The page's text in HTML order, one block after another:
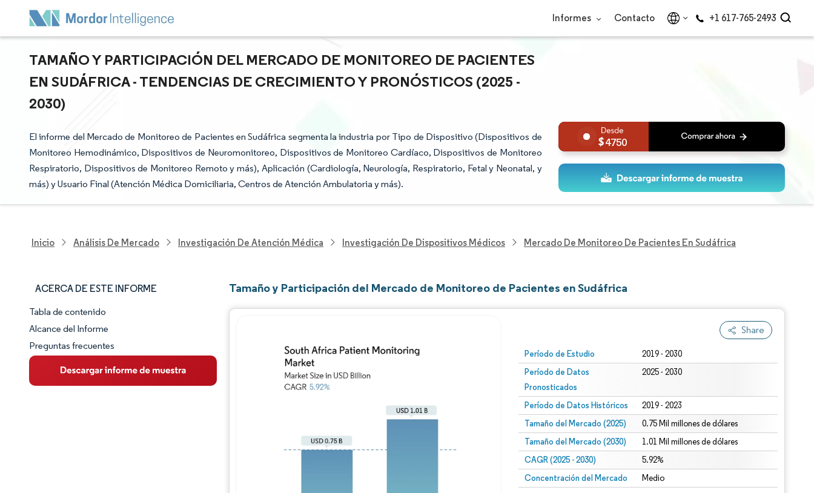
Informes Contacto +1 617-765-2493
TAMAÑO Y PARTICIPACIÓN DEL MERCADO DE MONITOREO DE PACIENTES
EN SUDÁFRICA - TENDENCIAS DE CRECIMIENTO Y PRONÓSTICOS (2025 -
2030)
El informe del Mercado de Monitoreo de Pacientes en Sudáfrica segmenta la industria por Tipo de Dispositivo (Dispositivos de
Monitoreo Hemodinámico, Dispositivos de Neuromonitoreo, Dispositivos de Monitoreo Cardíaco, Dispositivos de Monitoreo
Respiratorio, Dispositivos de Monitoreo Remoto y más), Aplicación (Cardiología, Neurología, Respiratorio, Fetal y Neonatal, y
más) y Usuario Final (Atención Médica Domiciliaria, Centros de Atención Ambulatoria y más).
4750
Inicio Análisis De Mercado Investigación De Atención Médica Investigación De Dispositivos Médicos Mercado De Monitoreo De Pacientes En Sudáfrica
ACERCA DE ESTE INFORME
Panorama del Mercado
Visión General del Mercado
Tendencias Principales del Mercado
Tabla de contenido
Alcance del Informe
Preguntas frecuentes
Tamaño y Participación del Mercado de Monitoreo de Pacientes en Sudáfrica
Share
Período de Estudio 2019 - 2030
Período de Datos
Pronosticados
2025 - 2030
Período de Datos Históricos 2019 - 2023
Tamaño del Mercado (2025) 0.75 Mil millones de dólares
Tamaño del Mercado (2030) 1.01 Mil millones de dólares
CAGR (2025 - 2030) 5.92%
Concentración del Mercado Medio